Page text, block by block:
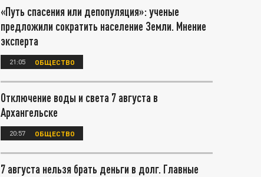
«Путь спасения или депопуляция»: ученые
предложили сократить население Земли. Мнение
эксперта
21:05 ОБЩЕСТВО
Отключение воды и света 7 августа в
Архангельске
20:57 ОБЩЕСТВО
7 августа нельзя брать деньги в долг. Главные